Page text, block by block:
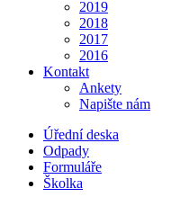
2019
2018
2017
2016
Kontakt
Ankety
Napište nám
Úřední deska
Odpady
Formuláře
Školka